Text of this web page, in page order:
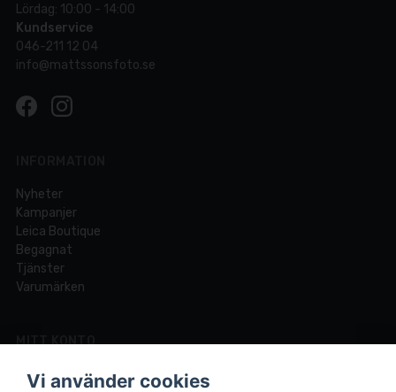
Lördag: 10:00 - 14:00
Kundservice
046-211 12 04
info@mattssonsfoto.se
Nyheter
Kampanjer
Leica Boutique
Begagnat
Tjänster
Varumärken
MITT KONTO
Logga in
Vi använder cookies